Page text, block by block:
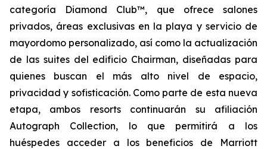
categoría Diamond Club™, que ofrece salones
privados, áreas exclusivas en la playa y servicio de
mayordomo personalizado, así como la actualización
de las suites del edificio Chairman, diseñadas para
quienes buscan el más alto nivel de espacio,
privacidad y sofisticación. Como parte de esta nueva
etapa, ambos resorts continuarán su afiliación
Autograph Collection, lo que permitirá a los
huéspedes acceder a los beneficios de Marriott